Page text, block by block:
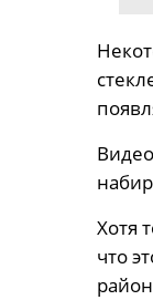
Хотя
что